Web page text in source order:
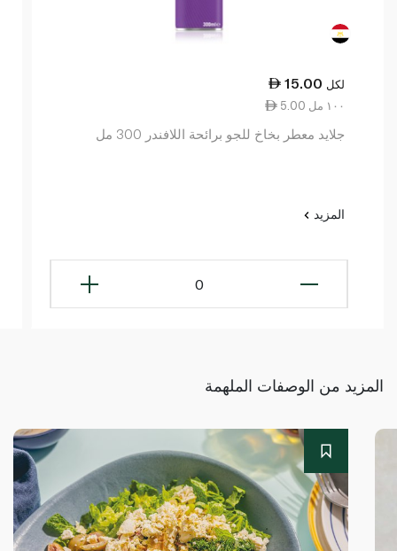
15.00 لكل
5.00 ١٠٠ مل
جلايد معطر بخاخ للجو برائحة اللافندر 300 مل
المزيد
0
المزيد من الوصفات الملهمة